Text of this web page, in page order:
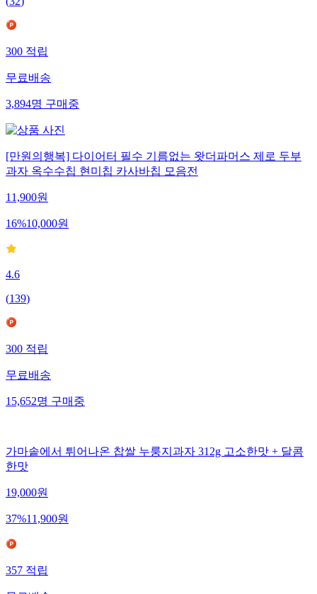
(32)
300적립
무료배송
3,894명구매중
[만원의행복] 다이어터 필수 기름없는 왓더파머스 제로 두부
과자 옥수수칩 현미칩 카사바칩 모음전
11,900원
16%10,000원
4.6
(139)
300적립
무료배송
15,652명구매중
가마솥에서 튀어나온 찹쌀 누룽지과자 312g 고소한맛 + 달콤
한맛
19,000원
37%11,900원
357적립